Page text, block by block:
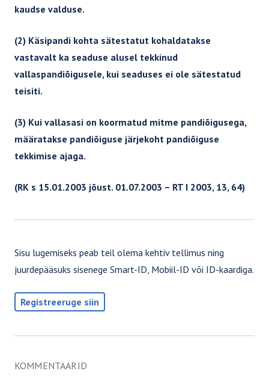
Võlaõigusseadus IV
Võlaõigusseadus II
Võlaõigusseadus I
Asjaõigusseadus II
Halduskohtumenetluse seadustik
Karistusseadustik
Kriminaalmenetluse seadustik
kaudse valduse.
(2) Käsipandi kohta sätestatut kohaldatakse
vastavalt ka seaduse alusel tekkinud
vallaspandiõigusele, kui seaduses ei ole sätestatud
teisiti.
(3) Kui vallasasi on koormatud mitme pandiõigusega,
määratakse pandiõiguse järjekoht pandiõiguse
tekkimise ajaga.
(RK s 15.01.2003 jõust. 01.07.2003 – RT I 2003, 13, 64)
Sisu lugemiseks peab teil olema kehtiv tellimus ning
juurdepääsuks sisenege Smart-ID, Mobiil-ID või ID-kaardiga.
Registreeruge siin
KOMMENTAARID